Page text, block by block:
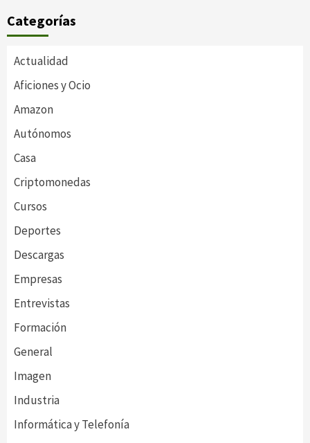
Categorías
Actualidad
Aficiones y Ocio
Amazon
Autónomos
Casa
Criptomonedas
Cursos
Deportes
Descargas
Empresas
Entrevistas
Formación
General
Imagen
Industria
Informática y Telefonía